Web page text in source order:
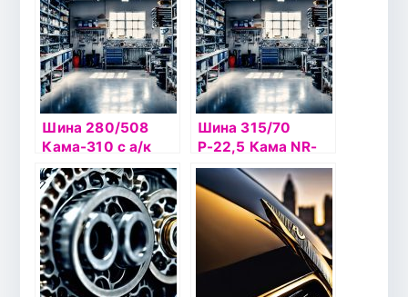
Шина 280/508
Кама-310 с а/к
НКШЗ
Шина 315/70
Р-22,5 Кама NR-
202